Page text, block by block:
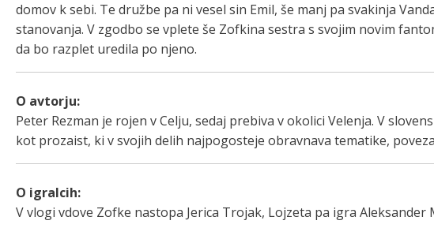
domov k sebi. Te družbe pa ni vesel sin Emil, še manj pa svakinja
stanovanja. V zgodbo se vplete še Zofkina sestra s svojim novim
da bo razplet uredila po njeno.
O avtorju:
Peter Rezman je rojen v Celju, sedaj prebiva v okolici Velenja. V
kot prozaist, ki v svojih delih najpogosteje obravnava tematike,
O igralcih:
V vlogi vdove Zofke nastopa Jerica Trojak, Lojzeta pa igra Aleksander